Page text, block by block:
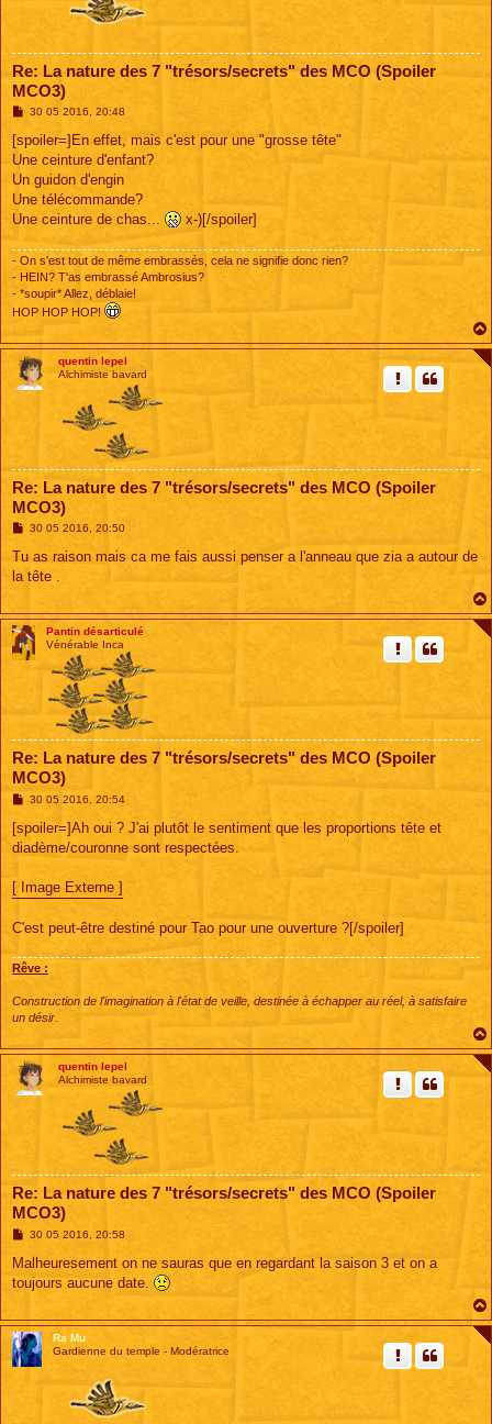
Re: La nature des 7 "trésors/secrets" des MCO (Spoiler
MCO3)
M
s
s
a
g
30 05 2016, 20:48
[spoiler=]En effet, mais c'est pour une "grosse tête"
Une ceinture d'enfant?
Un guidon d'engin
Une télécommande?
Une ceinture de chas...
x-)[/spoiler]
- On s'est tout de même embrassés, cela ne signifie donc rien?
- HEIN? T'as embrassé Ambrosius?
- *soupir* Allez, déblaie!
HOP HOP HOP!
quentin lepel
Alchimiste bavard
Re: La nature des 7 "trésors/secrets" des MCO (Spoiler
MCO3)
M
s
a
30 05 2016, 20:50
Tu as raison mais ca me fais aussi penser a l'anneau que zia a autour de
la tête .
Pantin désarticulé
Vénérable Inca
Re: La nature des 7 "trésors/secrets" des MCO (Spoiler
MCO3)
M
s
s
a
30 05 2016, 20:54
[spoiler=]Ah oui ? J'ai plutôt le sentiment que les proportions tête et
diadème/couronne sont respectées.
[ Image Externe ]
C'est peut-être destiné pour Tao pour une ouverture ?[/spoiler]
Rêve :
Construction de l'imagination à l'état de veille, destinée à échapper au réel, à satisfaire
un désir.
quentin lepel
Alchimiste bavard
Re: La nature des 7 "trésors/secrets" des MCO (Spoiler
MCO3)
M
s
a
30 05 2016, 20:58
Malheuresement on ne sauras que en regardant la saison 3 et on a
toujours aucune date.
Ra Mu
Gardienne du temple - Modératrice